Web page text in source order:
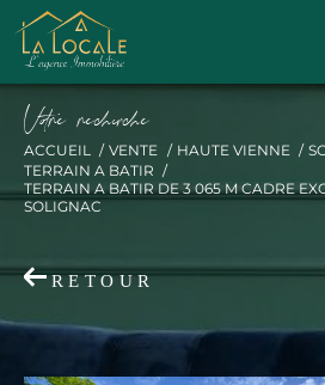
Vore recece
ACCUEIL VENTE HAUTE VIENNE
TERRAIN A BATIR
TERRAIN A BATIR DE 3 065 M CADRE
SOLIGNAC
RETOUR
Effectuer une
Acheter